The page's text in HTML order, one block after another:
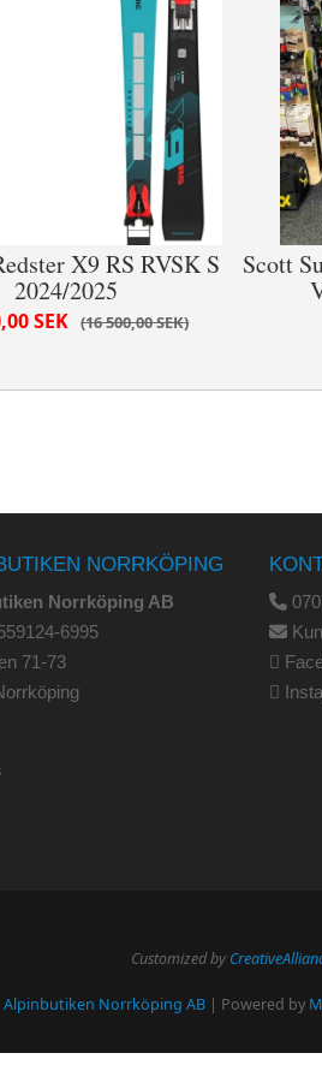
X9 RS RVSK S
2024/2025
16 500,00 SEK
SEK
Scott
NORRKÖPING
Norrköping AB
6995
71-73
Customized by
Alpinbutiken Norrköping AB | Powered by